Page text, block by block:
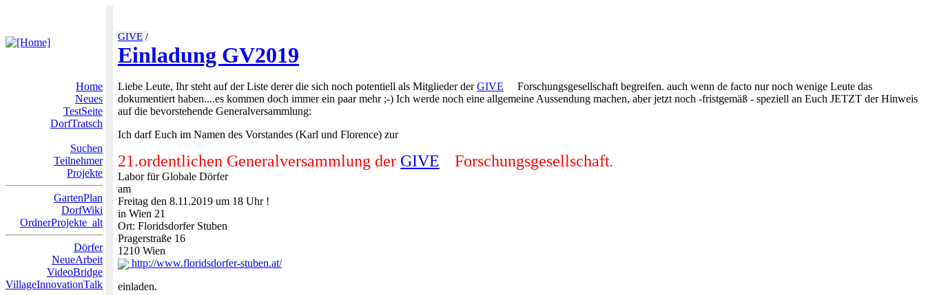
GIVE /
Einladung GV2019
Home
Neues
TestSeite
DorfTratsch
Suchen
Teilnehmer
Projekte
GartenPlan
DorfWiki
OrdnerProjekte_alt
Dörfer
NeueArbeit
VideoBridge
VillageInnovationTalk
Liebe Leute, Ihr steht auf der Liste derer die sich noch potentiell als Mitglieder derGIVE
Forschungsgesellschaft begreifen. auch wenn de facto nur noch wenige Leute das
dokumentiert haben....es kommen doch immer ein paar mehr ;-) Ich werde noch eine allgemeine Aussendung machen, aber jetzt noch -fristgemäß - speziell an Euch JETZT der Hinweis
auf die bevorstehende Generalversammlung:
Ich darf Euch im Namen des Vorstandes (Karl und Florence) zur
21.ordentlichen Generalversammlung der GIVE Forschungsgesellschaft.
Labor für Globale Dörfer
am
Freitag den 8.11.2019 um 18 Uhr !
in Wien 21
Ort: Floridsdorfer Stuben
Pragerstraße 16
1210 Wien
http://www.floridsdorfer-stuben.at/
einladen.